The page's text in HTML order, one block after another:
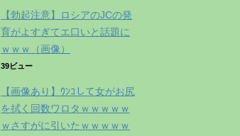
【勃起注意】ロシアのJCの発
育がよすぎてエ口いと話題に
ｗｗｗ（画像）
39ビュー
【画像あり】ｳﾝｺして女がお尻
を拭く回数ワロタｗｗｗｗｗ
ｗさすがに引いたｗｗｗｗｗ